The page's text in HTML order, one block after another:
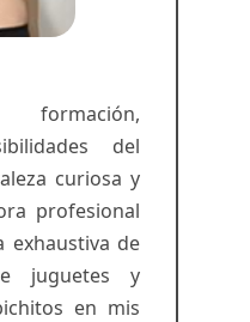
del
curiosa y
profesional
exhaustiva de
juguetes y
en mis